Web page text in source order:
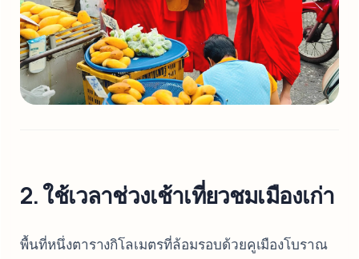
2. ใช้เวลาช่วงเช้าเที่ยวชมเมืองเก่า
พื้นที่หนึ่งตารางกิโลเมตรที่ล้อมรอบด้วยคูเมืองโบราณ